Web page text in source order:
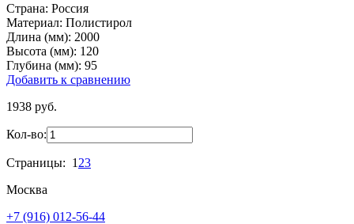
Страна: Россия
Материал: Полистирол
Длина (мм): 2000
Высота (мм): 120
Глубина (мм): 95
Добавить к сравнению
1938 руб.
Кол-во:
Страницы: 1 23
Москва
+7 (916) 012-56-44